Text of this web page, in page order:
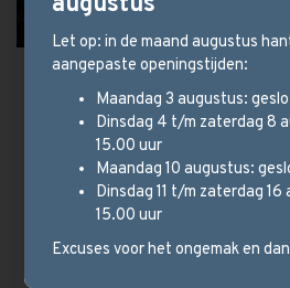
Stel uw parketvloer
Wij hebben een ruim
mee welk type vloer het
situatie past.
Bekijk vloeren
Let op: in de maand augustus
aangepaste openingstijden:
Maandag 3 augustus:
Dinsdag 4 t/m zaterdag 8
15.00 uur
Maandag 10 augustus:
Dinsdag 11 t/m zaterdag
15.00 uur
Excuses voor het ongemak en